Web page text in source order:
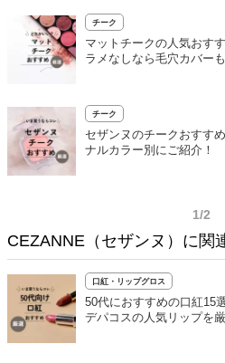
チーク
マットチークの人気おす
ラメなしなら毛穴カバー
チーク
セザンヌのチークおすす
ナルカラー別にご紹介！
1/2
CEZANNE（セザンヌ）に関
口紅・リップグロス
50代におすすめの口紅15
デパコスの人気リップを